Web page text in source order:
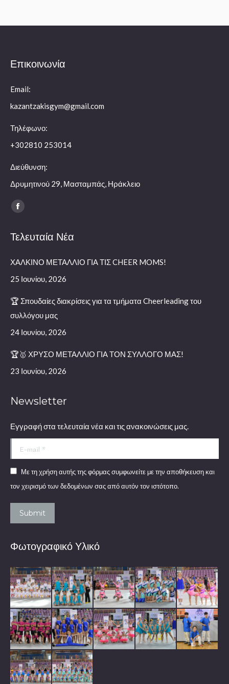
Επικοινωνία
Email:
kazantzakisgym@gmail.com
Τηλέφωνο:
+302810 253014
Διεύθυνση:
Δρυμητινού 29, Μασταμπάς, Ηράκλειο
Find us on:
Facebook
opens
new
window
Τελευταία Νέα
ΧΑΛΚΙΝΟ ΜΕΤΑΛΛΙΟ ΓΙΑ ΤΙΣ CHEER MOMS!
25 Ιουνίου, 2026
🏆 Σπουδαίες διακρίσεις για τα τμήματα Cheerleading του
συλλόγου μας
24 Ιουνίου, 2026
🏆🥇 ΧΡΥΣΟ ΜΕΤΑΛΛΙΟ ΓΙΑ ΤΟΝ ΣΥΛΛΟΓΟ ΜΑΣ!
23 Ιουνίου, 2026
Newsletter
Εγγραφή στα τελευταία νέα και τις ανακοινώσεις μας.
E-mail *
Με τη χρήση αυτής της φόρμας συμφωνείτε με την αποθήκευση και
τον χειρισμό των δεδομένων σας από αυτόν τον ιστότοπο.
Submit
Φωτογραφικό Υλικό